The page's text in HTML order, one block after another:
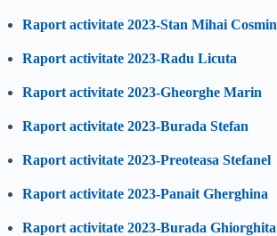
Raport activitate 2023-Stan Mihai Cosmin
Raport activitate 2023-Radu Licuta
Raport activitate 2023-Gheorghe Marin
Raport activitate 2023-Burada Stefan
Raport activitate 2023-Preoteasa Stefanel
Raport activitate 2023-Panait Gherghina
Raport activitate 2023-Burada Ghiorghita